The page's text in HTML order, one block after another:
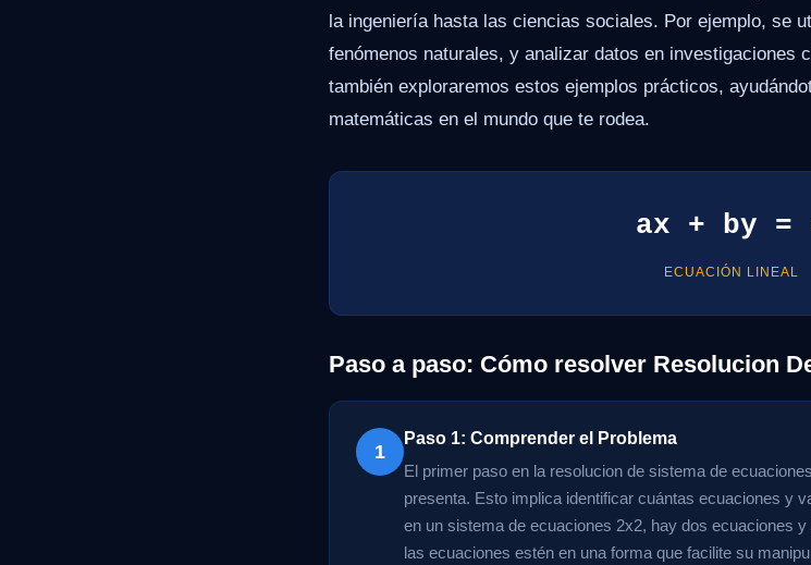
la ingeniería hasta las ciencias sociales. Por ejemplo, se
fenómenos naturales, y analizar datos en investigaciones
también exploraremos estos ejemplos prácticos,
matemáticas en el mundo que te rodea.
ax + by =
ECUACIÓN LINEAL
Paso a paso: Cómo resolver Resolucion
1
Paso 1: Comprender el Problema
El primer paso en la resolucion de sistema de
presenta. Esto implica identificar cuántas ecuaciones y
en un sistema de ecuaciones 2x2, hay dos ecuaciones
las ecuaciones estén en una forma que facilite su